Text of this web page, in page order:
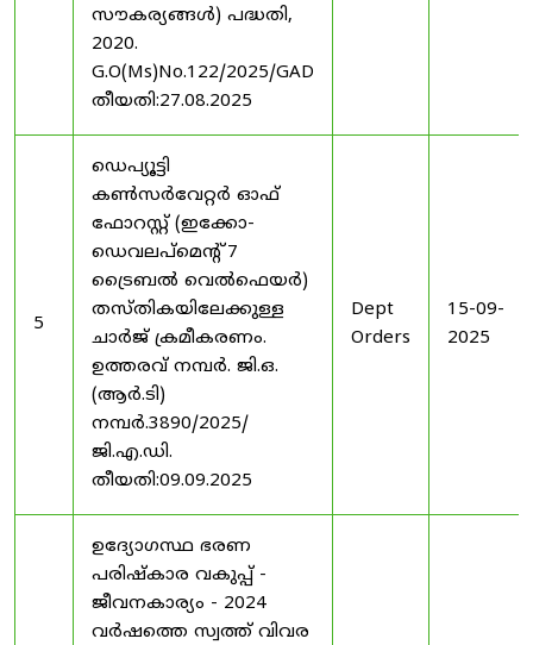
സൗകര്യങ്ങൾ) പദ്ധതി,
2020.
G.O(Ms)No.122/2025/GAD
തീയതി:27.08.2025
5
ഡെപ്യൂട്ടി
കൺസർവേറ്റർ ഓഫ്
ഫോറസ്റ്റ് (ഇക്കോ-
ഡെവലപ്മെന്റ് 7
ട്രൈബൽ വെൽഫെയർ)
തസ്തികയിലേക്കുള്ള
ചാർജ് ക്രമീകരണം.
ഉത്തരവ് നമ്പർ. ജി.ഒ.
(ആർ.ടി)
നമ്പർ.3890/2025/
ജി.എ.ഡി.
തീയതി:09.09.2025
Dept
Orders
15-09-
2025
ഉദ്യോഗസ്ഥ ഭരണ
പരിഷ്കാര വകുപ്പ് -
ജീവനകാര്യം - 2024
വർഷത്തെ സ്വത്ത് വിവര